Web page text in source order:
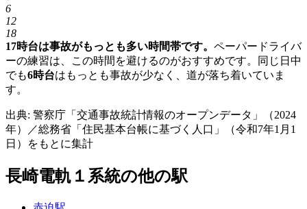
6
12
18
17時台は事故がもっとも多い時間帯です。 ペーパードライバ
ーの練習は、この時間を避けるのがおすすめです。同じ日中
でも6時台はもっとも事故が少なく、道が落ち着いていま
す。
出典: 警察庁「交通事故統計情報のオープンデータ」（2024
年）／総務省「住民基本台帳に基づく人口」（令和7年1月1
日）をもとに集計
長崎電軌１系統の他の駅